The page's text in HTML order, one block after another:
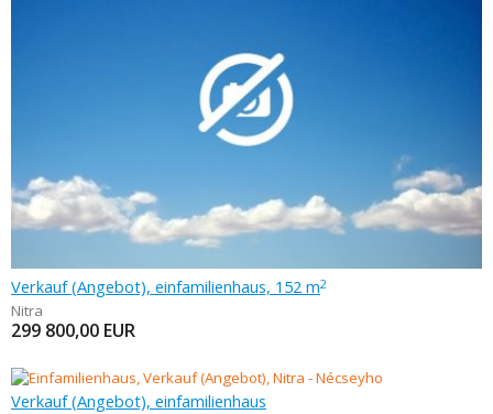
Verkauf (Angebot), einfamilienhaus, 152 m2
Nitra
299 800,00 EUR
Verkauf (Angebot), einfamilienhaus